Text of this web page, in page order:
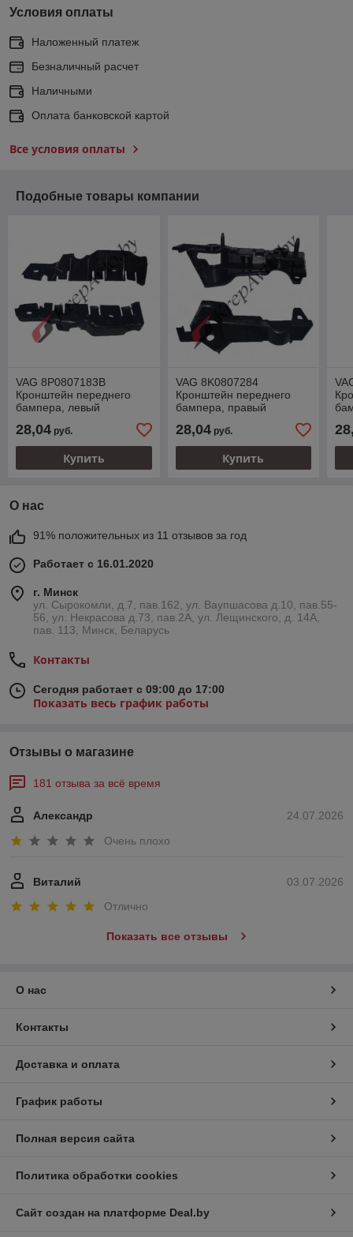
Условия оплаты
Наложенный платеж
Безналичный расчет
Наличными
Оплата банковской картой
Все условия оплаты
Подобные товары компании
VAG 8P0807183B
Кронштейн переднего
бампера, левый
28,04 руб.
Купить
VAG 8K0807284
Кронштейн переднего
бампера, правый
28,04руб.
Купить
О нас
91% положительных из 11 отзывов за год
Работает с 16.01.2020
г. Минск
ул. Сырокомли, д.7, пав.162, ул. Ваупшасова д.10, пав.55-
56, ул. Некрасова д.73, пав.2А, ул. Лещинского, д. 14А,
пав. 113, Минск, Беларусь
Контакты
Сегодня работает с 09:00 до 17:00
Показать весь график работы
Отзывы о магазине
181 отзыва за всё время
24.07.2026
Александр
Очень плохо
03.07.2026
Виталий
Отлично
Показать все отзывы
О нас
Контакты
Доставка и оплата
График работы
Полная версия сайта
Политика обработки cookies
Сайт создан на платформе Deal.by